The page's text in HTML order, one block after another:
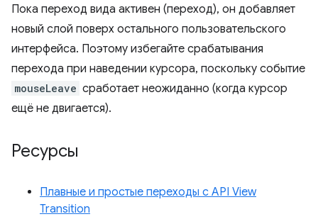
Пока переход вида активен (переход), он добавляет
новый слой поверх остального пользовательского
интерфейса. Поэтому избегайте срабатывания
перехода при наведении курсора, поскольку событие
mouseLeave сработает неожиданно (когда курсор
ещё не двигается).
Ресурсы
Плавные и простые переходы с API View
Transition